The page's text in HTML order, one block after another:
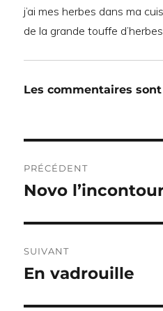
j’ai mes herbes dans ma
de la grande touffe
Les commentaires
de
PRÉCÉDENT
Publication
Novo
SUIVANT
Publication
En vadrouille